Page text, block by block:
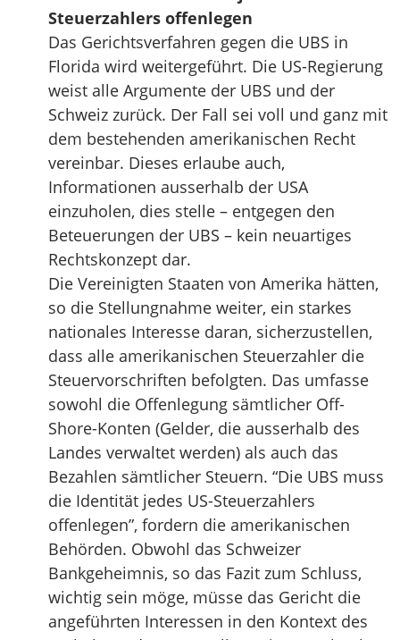
Steuerzahlers offenlegen
Das Gerichtsverfahren gegen die UBS in
Florida wird weitergeführt. Die US-Regierung
weist alle Argumente der UBS und der
Schweiz zurück. Der Fall sei voll und ganz mit
dem bestehenden amerikanischen Recht
vereinbar. Dieses erlaube auch,
Informationen ausserhalb der USA
einzuholen, dies stelle – entgegen den
Beteuerungen der UBS – kein neuartiges
Rechtskonzept dar.
Die Vereinigten Staaten von Amerika hätten,
so die Stellungnahme weiter, ein starkes
nationales Interesse daran, sicherzustellen,
dass alle amerikanischen Steuerzahler die
Steuervorschriften befolgten. Das umfasse
sowohl die Offenlegung sämtlicher Off-
Shore-Konten (Gelder, die ausserhalb des
Landes verwaltet werden) als auch das
Bezahlen sämtlicher Steuern. “Die UBS muss
die Identität jedes US-Steuerzahlers
offenlegen”, fordern die amerikanischen
Behörden. Obwohl das Schweizer
Bankgeheimnis, so das Fazit zum Schluss,
wichtig sein möge, müsse das Gericht die
angeführten Interessen in den Kontext des